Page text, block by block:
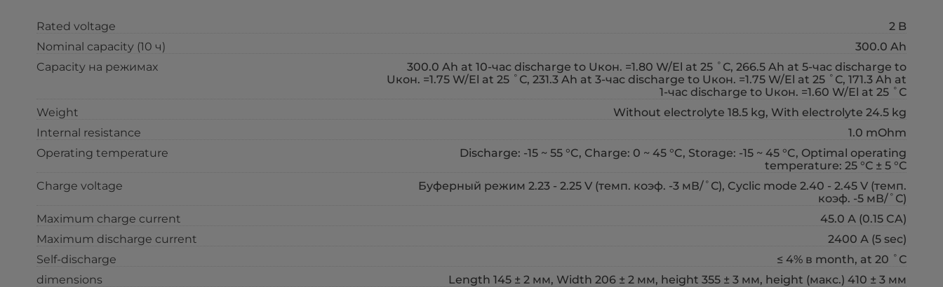
Rated voltage
2 B
Nominal capacity (10 ч)
300.0 Ah
Capacity на режимах
300.0 Ah at 10-час discharge to Uкон. =1.80 W/El at 25 ˚С, 266.5 Ah at 5-час discharge to
Uкон. =1.75 W/El at 25 ˚С, 231.3 Ah at 3-час discharge to Uкон. =1.75 W/El at 25 ˚С, 171.3 Ah at
1-час discharge to Uкон. =1.60 W/El at 25 ˚С
Weight
Without electrolyte 18.5 kg, With electrolyte 24.5 kg
Internal resistance
1.0 mOhm
Operating temperature
Discharge: -15 ~ 55 °C, Charge: 0 ~ 45 °C, Storage: -15 ~ 45 °C, Optimal operating
temperature: 25 °С ± 5 °С
Charge voltage
Буферный режим 2.23 - 2.25 V (темп. коэф. -3 мВ/˚С), Cyclic mode 2.40 - 2.45 V (темп.
коэф. -5 мВ/˚С)
Maximum charge current
45.0 А (0.15 CA)
Maximum discharge current
2400 А (5 sec)
Self-discharge
≤ 4% в month, at 20 ˚С
dimensions
Length 145 ± 2 мм, Width 206 ± 2 мм, height 355 ± 3 мм, height (макс.) 410 ± 3 мм